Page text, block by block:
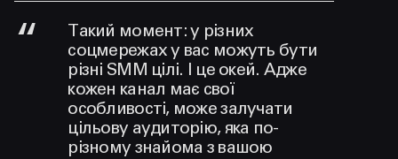
Такий момент: у різних
соцмережах у вас можуть бути
різні SMM цілі. І це окей. Адже
кожен канал має свої
особливості, може залучати
цільову аудиторію, яка по-
різному знайома з вашою